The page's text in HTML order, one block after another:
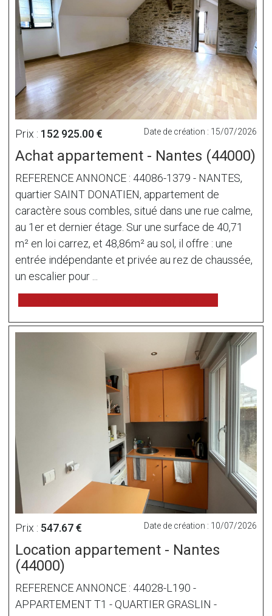
Prix : 152 925.00 € Date de création : 15/07/2026
Achat appartement - Nantes (44000)
REFERENCE ANNONCE : 44086-1379 - NANTES,
quartier SAINT DONATIEN, appartement de
caractère sous combles, situé dans une rue calme,
au 1er et dernier étage. Sur une surface de 40,71
m² en loi carrez, et 48,86m² au sol, il offre : une
entrée indépendante et privée au rez de chaussée,
un escalier pour ...
Prix : 547.67 € Date de création : 10/07/2026
Location appartement - Nantes
(44000)
REFERENCE ANNONCE : 44028-L190 -
APPARTEMENT T1 - QUARTIER GRASLIN -